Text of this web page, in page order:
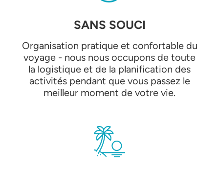
SANS SOUCI
Organisation pratique et confortable du
voyage - nous nous occupons de toute
la logistique et de la planification des
activités pendant que vous passez le
meilleur moment de votre vie.